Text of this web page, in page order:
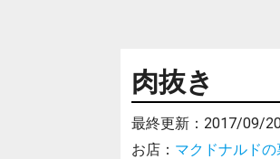
肉抜き
最終更新： 2017/09/
お店： マクドナルド